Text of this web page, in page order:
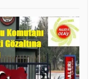
video
thao